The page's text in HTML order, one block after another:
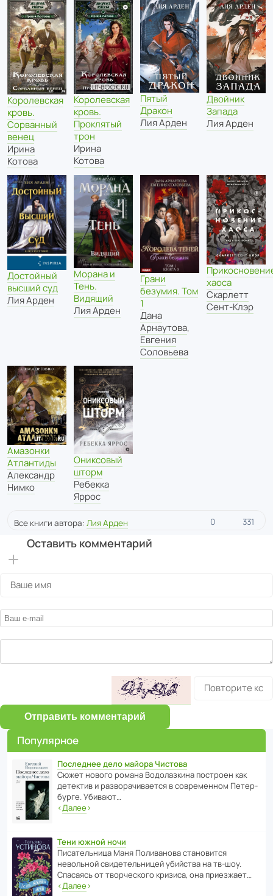
Королевская
кровь.
Сорванный
венец
Ирина
Котова
Королевская
кровь.
Проклятый
трон
Ирина
Котова
Пятый
Дракон
Лия Арден
Двойник
Запада
Лия Арден
Достойный
высший суд
Лия Арден
Морана и
Тень.
Видящий
Лия Арден
Грани
безумия. Том
1
Дана
Арнаутова,
Евгения
Соловьева
хаоса
Скарлетт
Сент-Клэр
Амазонки
Атлантиды
Александр
Нимко
Ониксовый
шторм
Ребекка
Яррос
Все книги автора: Лия Арден 0 331
Оставить комментарий
Отправить комментарий
Популярное
Последнее дело майора Чистова
Сюжет нового романа Водо­ла­з­кина пост­роен как
дете­ктив и разво­ра­чи­ва­ется в совре­менном Пете­р­
бурге. Убивают…
‹Далее›
Тени южной ночи
Писа­тель­ница Маня Поли­ва­нова стано­вится
невольной свиде­тель­ницей убийства на тв-шоу.
Спасаясь от твор­че­с­кого кризиса, она приезжает…
‹Далее›